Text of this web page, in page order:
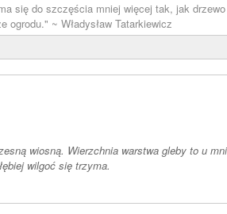
się do szczęścia mniej więcej tak, jak
~ Władysław Tatarkiewicz
wiosną. Wierzchnia warstwa gleby to u
wilgoć się trzyma.